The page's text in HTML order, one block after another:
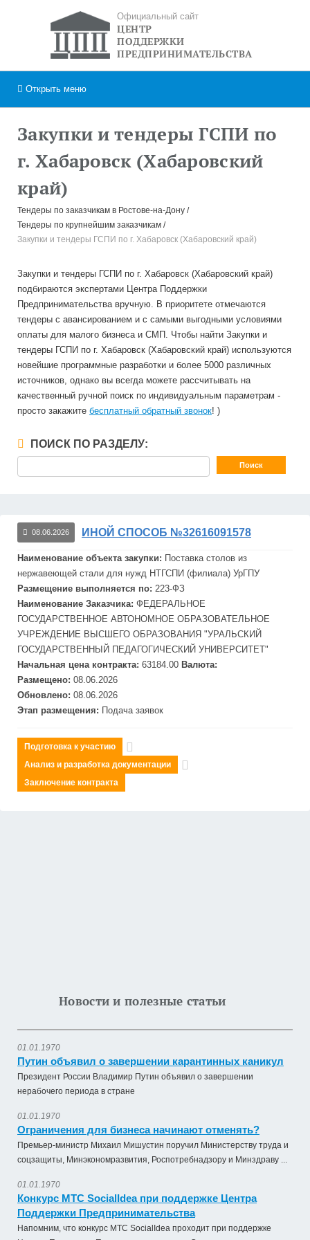
Официальный сайт
ЦЕНТР
ПОДДЕРЖКИ
ПРЕДПРИНИМАТЕЛЬСТВА
Открыть меню
Закупки и тендеры ГСПИ по
г. Хабаровск (Хабаровский
край)
Тендеры по заказчикам в Ростове-на-Дону
Тендеры по крупнейшим заказчикам
Закупки и тендеры ГСПИ по г. Хабаровск (Хабаровский край)
Закупки и тендеры ГСПИ по г. Хабаровск (Хабаровский край)
подбираются экспертами Центра Поддержки
Предпринимательства вручную. В приоритете отмечаются
тендеры с авансированием и с самыми выгодными условиями
оплаты для малого бизнеса и СМП. Чтобы найти Закупки и
тендеры ГСПИ по г. Хабаровск (Хабаровский край) используются
новейшие программные разработки и более 5000 различных
источников, однако вы всегда можете рассчитывать на
качественный ручной поиск по индивидуальным параметрам -
просто закажите бесплатный обратный звонок! )
ПОИСК ПО РАЗДЕЛУ:
08.06.2026 ИНОЙ СПОСОБ №32616091578
Наименование объекта закупки: Поставка столов из
нержавеющей стали для нужд НТГСПИ (филиала) УрГПУ
Размещение выполняется по: 223-ФЗ
Наименование Заказчика: ФЕДЕРАЛЬНОЕ
ГОСУДАРСТВЕННОЕ АВТОНОМНОЕ ОБРАЗОВАТЕЛЬНОЕ
УЧРЕЖДЕНИЕ ВЫСШЕГО ОБРАЗОВАНИЯ "УРАЛЬСКИЙ
ГОСУДАРСТВЕННЫЙ ПЕДАГОГИЧЕСКИЙ УНИВЕРСИТЕТ"
Начальная цена контракта: 63184.00 Валюта:
Размещено: 08.06.2026
Обновлено: 08.06.2026
Этап размещения: Подача заявок
Подготовка к участию
Анализ и разработка документации
Заключение контракта
Новости и полезные статьи
01.01.1970
Путин объявил о завершении карантинных каникул
Президент России Владимир Путин объявил о завершении
нерабочего периода в стране
01.01.1970
Ограничения для бизнеса начинают отменять?
Премьер-министр Михаил Мишустин поручил Министерству труда и
соцзащиты, Минэкономразвития, Роспотребнадзору и Минздраву ...
01.01.1970
Конкурс МТС SocialIdea при поддержке Центра
Поддержки Предпринимательства
Напомним, что конкурс МТС SocialIdea проходит при поддержке